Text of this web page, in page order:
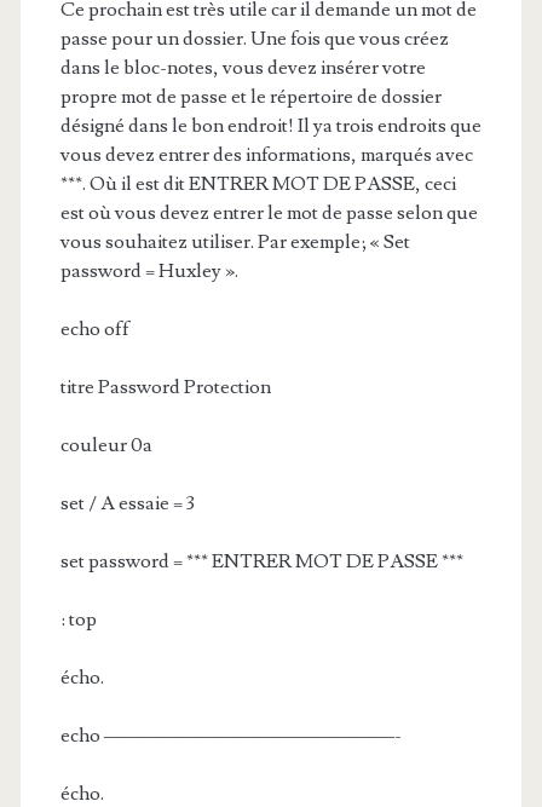
Ce prochain est très utile car il demande un mot de
passe pour un dossier. Une fois que vous créez
dans le bloc-notes, vous devez insérer votre
propre mot de passe et le répertoire de dossier
désigné dans le bon endroit! Il ya trois endroits que
vous devez entrer des informations, marqués avec
***. Où il est dit ENTRER MOT DE PASSE, ceci
est où vous devez entrer le mot de passe selon que
vous souhaitez utiliser. Par exemple; « Set
password = Huxley ».
echo off
titre Password Protection
couleur 0a
set / A essaie = 3
set password = *** ENTRER MOT DE PASSE ***
: top
écho.
echo ———————————————-
écho.